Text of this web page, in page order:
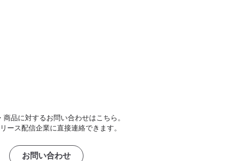
商品に対するお問い合わせはこちら。
ース配信企業に直接連絡できます。
お問い合わせ